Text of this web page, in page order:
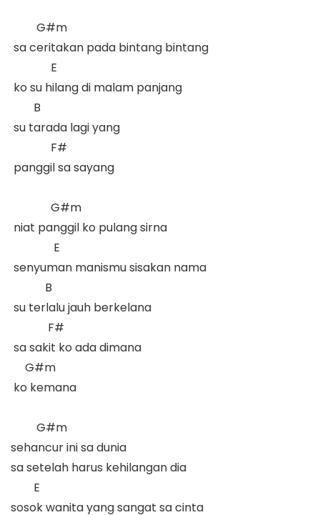
         G#m
sa ceritakan pada bintang bintang
              E
ko su hilang di malam panjang
        B
su tarada lagi yang
              F#
panggil sa sayang
              G#m
niat panggil ko pulang sirna
               E
senyuman manismu sisakan nama
            B
su terlalu jauh berkelana
             F#
sa sakit ko ada dimana
     G#m
ko kemana
         G#m
sehancur ini sa dunia
sa setelah harus kehilangan dia
        E
sosok wanita yang sangat sa cinta